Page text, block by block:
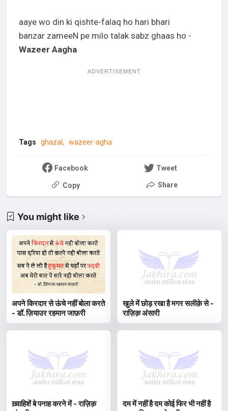
aaye wo din ki qishte-falaq ho hari bhari
banzar zameeN pe milo talak sabz ghaas ho -
Wazeer Aagha
ADVERTISEMENT
Tags ghazal wazeer-agha
Facebook Tweet
Copy Share
You might like
अपने किरदार से ऊंचे नहीं बोला करते
- डॉ. ज़ियाउर रहमान जाफ़री
खुले में छोड़ रखा है मगर सलीक़े से -
राज़िक़ अंसारी
ख़्वाहिशें बे पनाह करने में - राज़िक़
दम में नहीं है दम कोई फिर भी नहीं है